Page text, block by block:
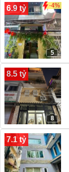
6.9 tỷ -4%
5
8.5 tỷ
8
7.1 tỷ